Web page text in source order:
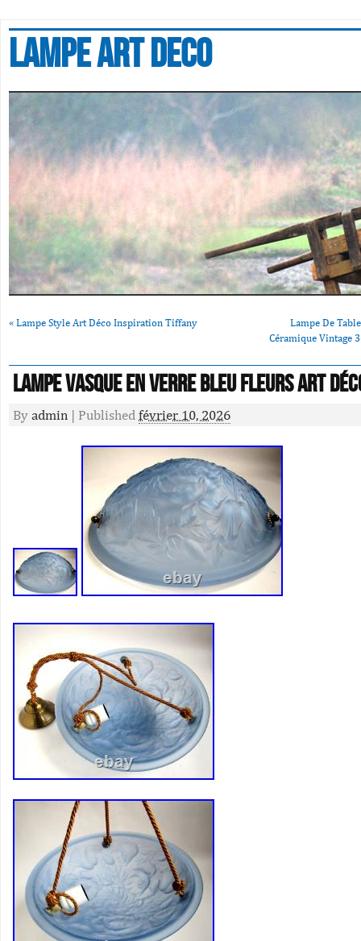
Lampe art deco
« Lampe Style Art Déco Inspiration Tiffany
Lampe De
Céramique Vintage
Lampe Vasque en Verre Bleu Fleurs Art
By admin | Published février 10, 2026